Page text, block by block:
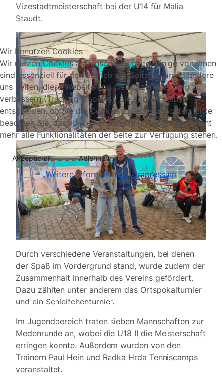
Vizestadtmeisterschaft bei der U14 für Malia
Staudt.
Durch verschiedene Veranstaltungen, bei denen
der Spaß im Vordergrund stand, wurde zudem der
Zusammenhalt innerhalb des Vereins gefördert.
Dazu zählten unter anderem das Ortspokalturnier
und ein Schleifchenturnier.
Im Jugendbereich traten sieben Mannschaften zur
Medenrunde an, wobei die U18 II die Meisterschaft
erringen konnte. Außerdem wurden von den
Trainern Paul Hein und Radka Hrda Tenniscamps
veranstaltet.
Wir benutzen Cookies
Wir nutzen Cookies auf unserer Website. Einige von ihnen
sind essenziell für den Betrieb der Seite, während andere
uns helfen, diese Website und die Nutzererfahrung zu
verbessern (Tracking Cookies). Sie können selbst
entscheiden, ob Sie die Cookies zulassen möchten. Bitte
beachten Sie, dass bei einer Ablehnung womöglich nicht
mehr alle Funktionalitäten der Seite zur Verfügung stehen.
Akzeptieren Ablehnen
Weitere Informationen|Impressum